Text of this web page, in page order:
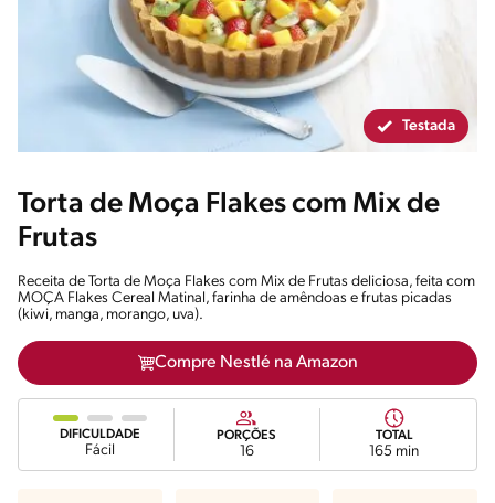
Testada
Torta de Moça Flakes com Mix de
Frutas
Receita de Torta de Moça Flakes com Mix de Frutas deliciosa, feita com
MOÇA Flakes Cereal Matinal, farinha de amêndoas e frutas picadas
(kiwi, manga, morango, uva).
Compre Nestlé na Amazon
DIFICULDADE
Fácil
PORÇÕES
16
TOTAL
165 min